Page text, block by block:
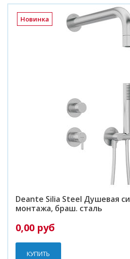
Новинка
Deante Silia Steel Душевая
монтажа, браш. сталь
0,00 руб
КУПИТЬ